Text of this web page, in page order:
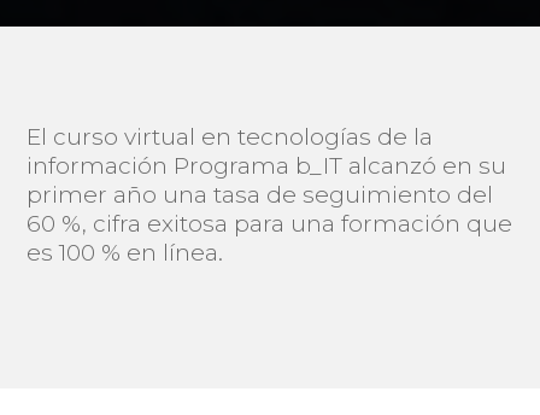
El curso virtual en tecnologías de la
información Programa b_IT alcanzó en su
primer año una tasa de seguimiento del
60 %, cifra exitosa para una formación que
es 100 % en línea.